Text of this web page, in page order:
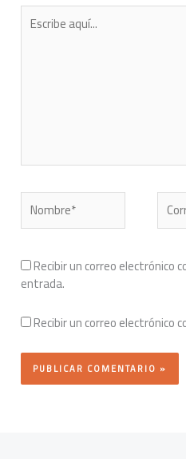
Escribe
aquí...
Nombre*
Recibir un correo electrónico
entrada.
Recibir un correo electrónico